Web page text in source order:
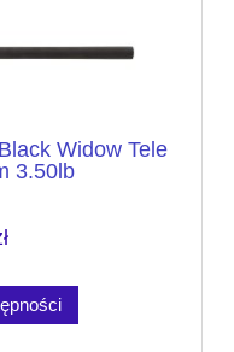
Widow Tele
3.50lb